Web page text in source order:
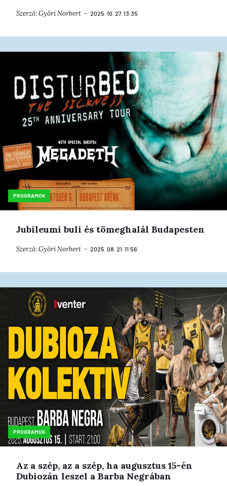
Szerző:Győri Norbert 2025. 10. 27. 13:35
PROGRAMOK
Jubileumi buli és tömeghalál Budapesten
Szerző:Győri Norbert 2025. 08. 21. 11:56
PROGRAMOK
Az a szép, az a szép, ha augusztus 15-én
Dubiozán leszel a Barba Negrában